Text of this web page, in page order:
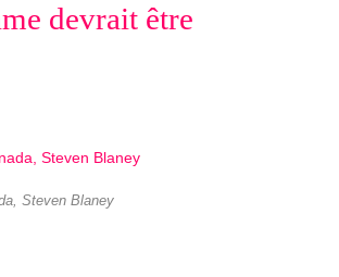
devrait être
Steven Blaney